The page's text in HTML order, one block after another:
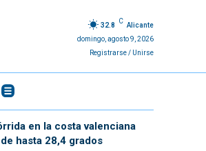
32.8
C
Alicante
domingo, agosto 9, 2026
Registrarse / Unirse
en la costa valenciana
hasta 28,4 grados